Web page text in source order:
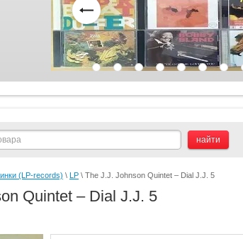
(LP-records) \ LP \ The J.J. Johnson Quintet – Dial J.J. 5
Quintet – Dial J.J. 5